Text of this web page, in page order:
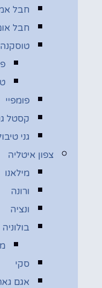
חבל
חבל
פומפיי
קסטל
גני
צפון איטליה
מילאנו
ורונה
ונציה
בולוניה
סקי
אגם